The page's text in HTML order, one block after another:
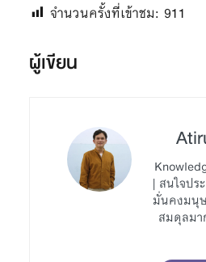
จำนวนครั้งที่เข้าชม: 911
ผู้เขียน
| สนใจป
มั่นคงมนุ
สมดุลม